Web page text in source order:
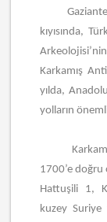
kıyısında,
Karkamış
yılda,
yolların
Karkamış
1700’e doğru
Hattuşili 1,
kuzey Suriye